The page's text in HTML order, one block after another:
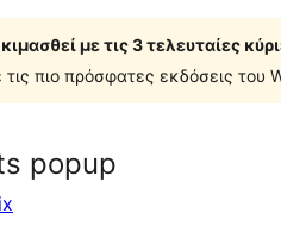
με τις 3 τελευταίες
πιο πρόσφατες εκδόσεις του
popup